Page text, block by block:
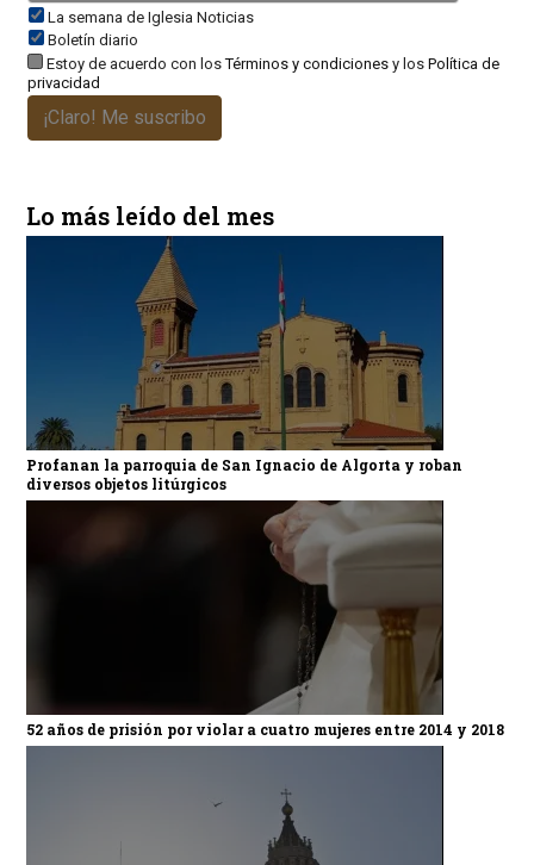
La semana de Iglesia Noticias
Boletín diario
Estoy de acuerdo con losTérminos y condicionesy los Política de
privacidad
¡Claro! Me suscribo
Lo más leído del mes
Profanan la parroquia de San Ignacio de Algorta y roban
diversos objetos litúrgicos
52 años de prisión por violar a cuatro mujeres entre 2014 y 2018